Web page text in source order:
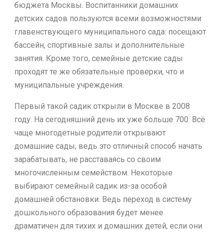
бюджета Москвы. Воспитанники домашних
детских садов пользуются всеми возможностями
главенствующего муниципального сада: посещают
бассейн, спортивные залы и дополнительные
занятия. Кроме того, семейные детские сады
проходят те же обязательные проверки, что и
муниципальные учреждения.
Первый такой садик открыли в Москве в 2008
году. На сегодняшний день их уже больше 700. Всё
чаще многодетные родители открывают
домашние сады, ведь это отличный способ начать
зарабатывать, не расставаясь со своим
многочисленным семейством. Некоторые
выбирают семейный садик из-за особой
домашней обстановки. Ведь переход в систему
дошкольного образования будет менее
драматичен для тихих и домашних детей, если они